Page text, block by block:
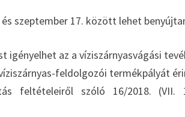
szeptember 17. között lehet
az a víziszárnyasvágási
feldolgozói termékpályát
feltételeiről szóló 16/2018. (VII.